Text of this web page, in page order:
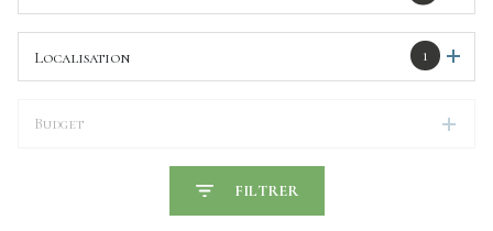
1
Localisation
Budget
FILTRER